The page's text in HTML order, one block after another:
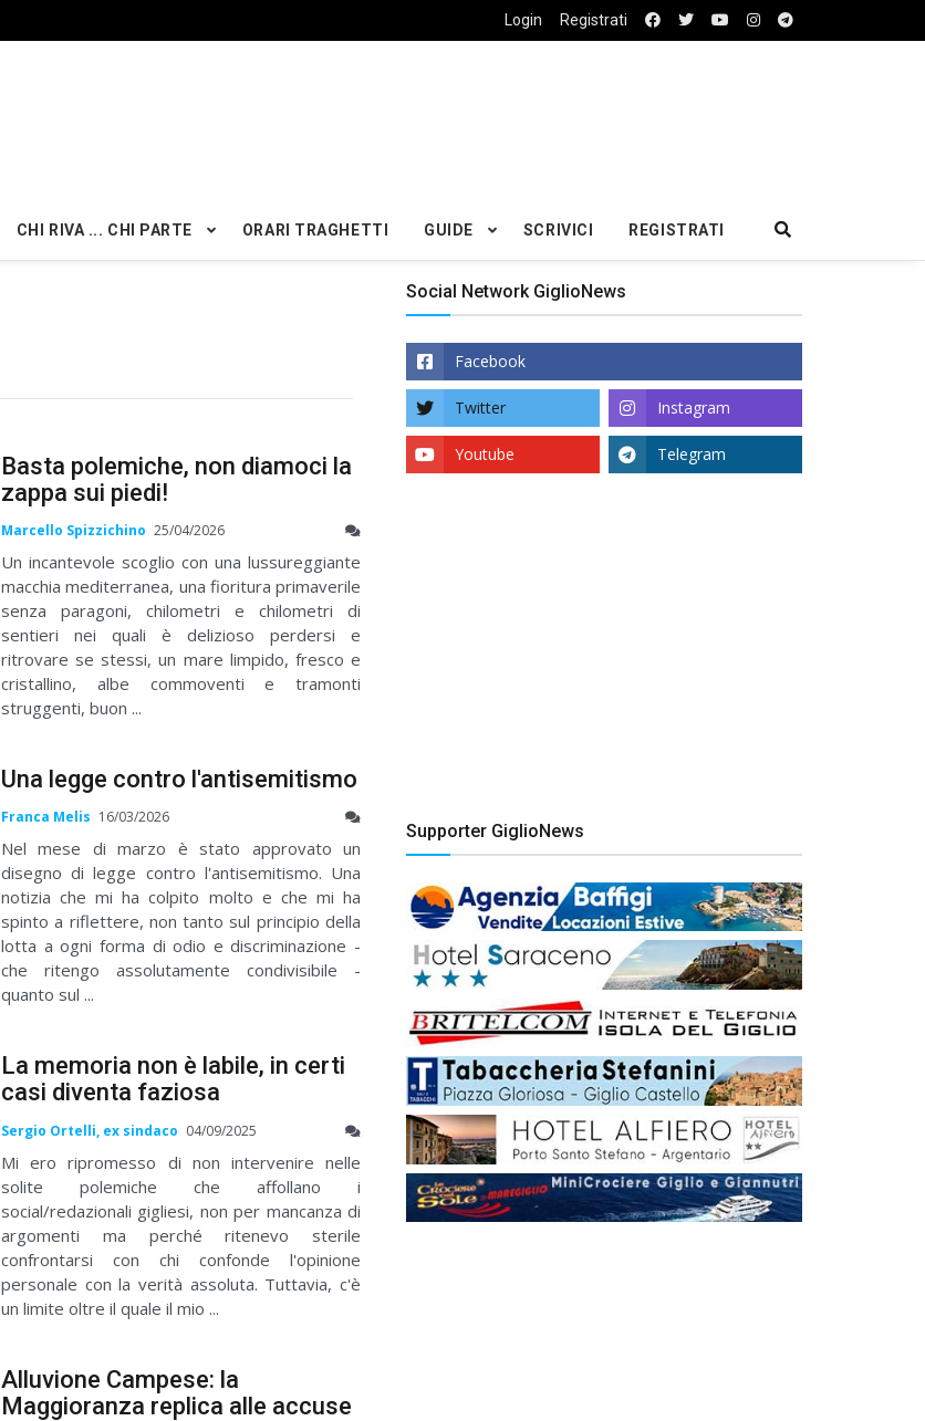
Login Registrati
CHI RIVA ... CHI PARTE ORARI TRAGHETTI GUIDE SCRIVICI REGISTRATI
Basta polemiche, non diamoci la
zappa sui piedi!
Marcello Spizzichino 25/04/2026
Un incantevole scoglio con una lussureggiante
macchia mediterranea, una fioritura primaverile
senza paragoni, chilometri e chilometri di
sentieri nei quali è delizioso perdersi e
ritrovare se stessi, un mare limpido, fresco e
cristallino, albe commoventi e tramonti
struggenti, buon ...
Una legge contro l'antisemitismo
Franca Melis 16/03/2026
Nel mese di marzo è stato approvato un
disegno di legge contro l'antisemitismo. Una
notizia che mi ha colpito molto e che mi ha
spinto a riflettere, non tanto sul principio della
lotta a ogni forma di odio e discriminazione -
che ritengo assolutamente condivisibile -
quanto sul ...
La memoria non è labile, in certi
casi diventa faziosa
Sergio Ortelli, ex sindaco 04/09/2025
Mi ero ripromesso di non intervenire nelle
solite polemiche che affollano i
social/redazionali gigliesi, non per mancanza di
argomenti ma perché ritenevo sterile
confrontarsi con chi confonde l'opinione
personale con la verità assoluta. Tuttavia, c'è
un limite oltre il quale il mio ...
Alluvione Campese: la
Maggioranza replica alle accuse
Social Network GiglioNews
Facebook
Twitter Instagram
Youtube Telegram
Supporter GiglioNews